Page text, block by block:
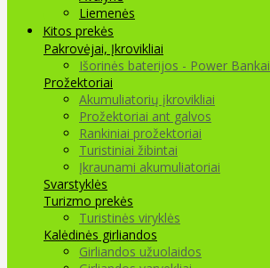
Liemenės
Kitos prekės
Pakrovėjai, Įkrovikliai
Išorinės baterijos - Power Bankai
Prožektoriai
Akumuliatorių įkrovikliai
Prožektoriai ant galvos
Rankiniai prožektoriai
Turistiniai žibintai
Įkraunami akumuliatoriai
Svarstyklės
Turizmo prekės
Turistinės viryklės
Kalėdinės girliandos
Girliandos užuolaidos